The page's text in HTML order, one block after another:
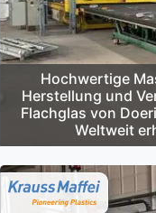
Hochwertige
Herstellung und
Flachglas von
Weltweit